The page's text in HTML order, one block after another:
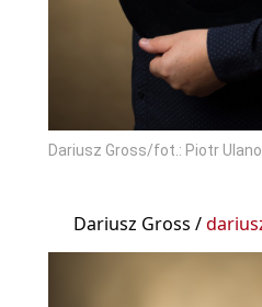
Dariusz Gross/fot.: Piotr
Dariusz Gross /